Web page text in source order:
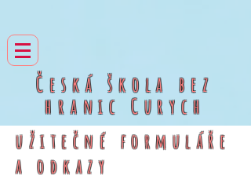
Česká škola bez
hranic
Curych
užitečné formuláře
a odkazy